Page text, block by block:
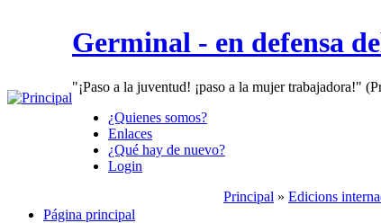
Germinal - en defensa
"¡Paso a la juventud! ¡paso a la mujer trabajadora!"
¿Quienes somos?
Enlaces
¿Qué hay de nuevo?
Login
Página principal
Principal » Edicions